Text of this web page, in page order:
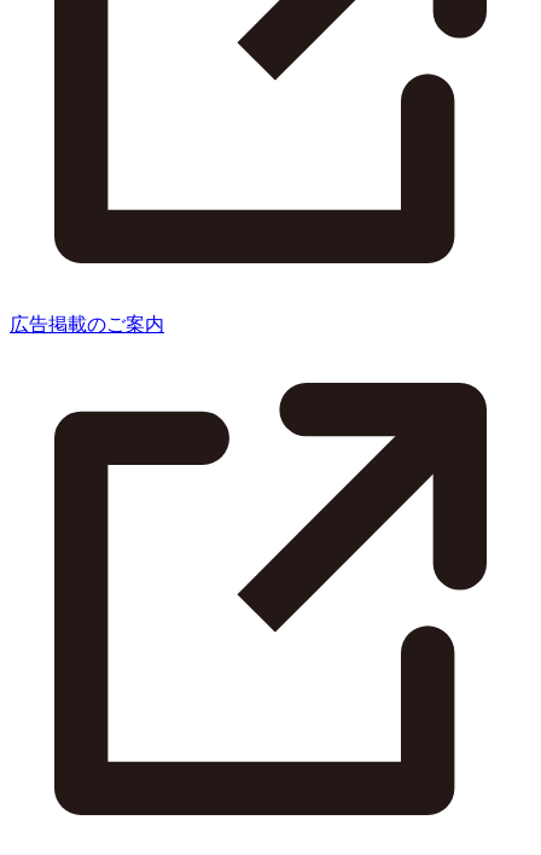
広告掲載のご案内